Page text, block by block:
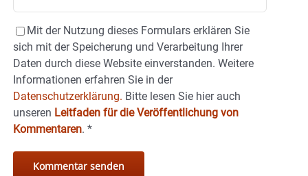
Mit der Nutzung dieses Formulars erklären Sie
sich mit der Speicherung und Verarbeitung Ihrer
Daten durch diese Website einverstanden. Weitere
Informationen erfahren Sie in der
Datenschutzerklärung. Bitte lesen Sie hier auch
unseren Leitfaden für die Veröffentlichung von
Kommentaren. *